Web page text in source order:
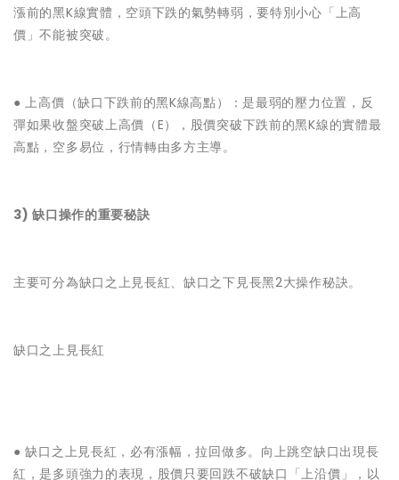
漲前的黑K線實體，空頭下跌的氣勢轉弱，要特別小心「上高
價」不能被突破。
● ‌上高價（缺口下跌前的黑K線高點）：是最弱的壓力位置，反
彈如果收盤突破上高價（E），股價突破下跌前的黑K線的實體最
高點，空多易位，行情轉由多方主導。
3) 缺口操作的重要秘訣
主要可分為缺口之上見長紅、缺口之下見長黑2大操作秘訣。
缺口之上見長紅
● ‌缺口之上見長紅，必有漲幅，拉回做多。向上跳空缺口出現長
紅，是多頭強力的表現，股價只要回跌不破缺口「上沿價」，以